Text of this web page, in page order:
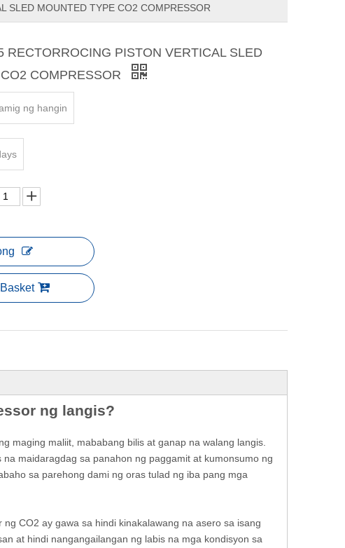
SLED MOUNTED TYPE CO2 COMPRESSOR
RECTORROCING PISTON VERTICAL SLED
COMPRESSOR
ng hangin
ng langis?
maging maliit, mababang bilis at ganap na walang langis.
maidaragdag sa panahon ng paggamit at kumonsumo ng
sa parehong dami ng oras tulad ng iba pang mga
CO2 ay gawa sa hindi kinakalawang na asero sa isang
at hindi nangangailangan ng labis na mga kondisyon sa